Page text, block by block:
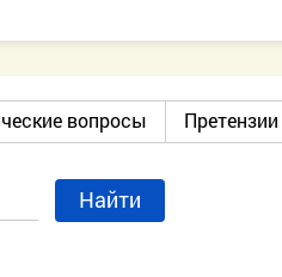
вопросы Претензии
Найти